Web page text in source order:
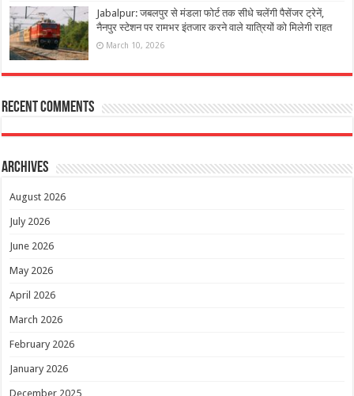
Jabalpur: जबलपुर से मंडला फोर्ट तक सीधे चलेंगी पैसेंजर ट्रेनें,
नैनपुर स्‍टेशन पर रामभर इंतजार करने वाले यात्रियों को मिलेगी राहत
March 10, 2026
Recent Comments
Archives
August 2026
July 2026
June 2026
May 2026
April 2026
March 2026
February 2026
January 2026
December 2025